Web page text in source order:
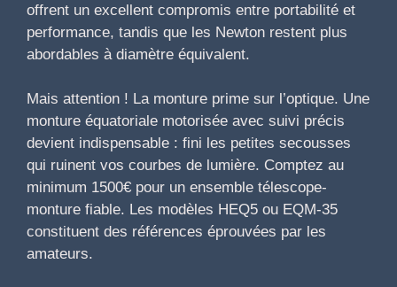
offrent un excellent compromis entre portabilité et
performance, tandis que les Newton restent plus
abordables à diamètre équivalent.
Mais attention ! La monture prime sur l’optique. Une
monture équatoriale motorisée avec suivi précis
devient indispensable : fini les petites secousses
qui ruinent vos courbes de lumière. Comptez au
minimum 1500€ pour un ensemble télescope-
monture fiable. Les modèles HEQ5 ou EQM-35
constituent des références éprouvées par les
amateurs.